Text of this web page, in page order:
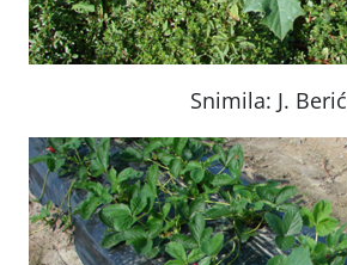
Snimila: J. Berić